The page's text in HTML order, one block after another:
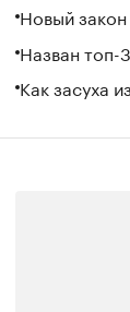
Новый
Назван топ-
Как засуха